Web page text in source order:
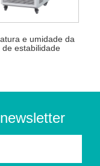
e umidade da
de estabilidade